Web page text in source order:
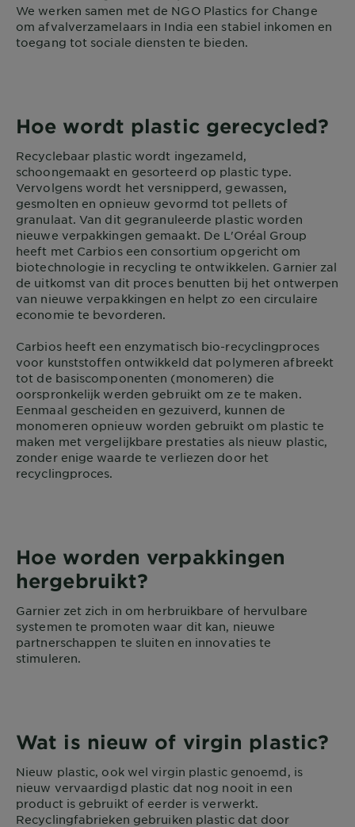
We werken samen met de NGO Plastics for Change
om afvalverzamelaars in India een stabiel inkomen en
toegang tot sociale diensten te bieden.
Hoe wordt plastic gerecycled?
Recyclebaar plastic wordt ingezameld,
schoongemaakt en gesorteerd op plastic type.
Vervolgens wordt het versnipperd, gewassen,
gesmolten en opnieuw gevormd tot pellets of
granulaat. Van dit gegranuleerde plastic worden
nieuwe verpakkingen gemaakt. De L'Oréal Group
heeft met Carbios een consortium opgericht om
biotechnologie in recycling te ontwikkelen. Garnier zal
de uitkomst van dit proces benutten bij het ontwerpen
van nieuwe verpakkingen en helpt zo een circulaire
economie te bevorderen.
Carbios heeft een enzymatisch bio-recyclingproces
voor kunststoffen ontwikkeld dat polymeren afbreekt
tot de basiscomponenten (monomeren) die
oorspronkelijk werden gebruikt om ze te maken.
Eenmaal gescheiden en gezuiverd, kunnen de
monomeren opnieuw worden gebruikt om plastic te
maken met vergelijkbare prestaties als nieuw plastic,
zonder enige waarde te verliezen door het
recyclingproces.
Hoe worden verpakkingen
hergebruikt?
Garnier zet zich in om herbruikbare of hervulbare
systemen te promoten waar dit kan, nieuwe
partnerschappen te sluiten en innovaties te
stimuleren.
Wat is nieuw of virgin plastic?
Nieuw plastic, ook wel virgin plastic genoemd, is
nieuw vervaardigd plastic dat nog nooit in een
product is gebruikt of eerder is verwerkt.
Recyclingfabrieken gebruiken plastic dat door